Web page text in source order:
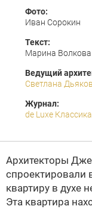
Фото:
Иван Сорокин
Текст:
Марина Волкова
Ведущий
Светлана
Журнал:
de Luxe
Архитекторы
спроектировали
квартиру в духе
Эта квартира